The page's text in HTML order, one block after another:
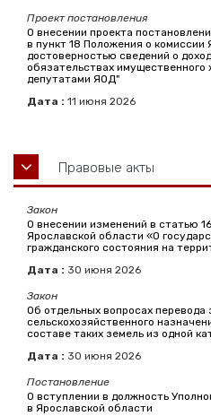
Проект постановления
О внесении проекта
в пункт 18 Положения о
достоверностью сведений о
обязательствах имущественного
депутатами ЯОД"
Дата : 11 июня 2026
Правовые акты
Закон
О внесении изменений в статью
Ярославской области «О
гражданского состояния на
Дата : 30 июня 2026
Закон
Об отдельных вопросах перевода
сельскохозяйственного
составе таких земель из одной
Дата : 30 июня 2026
Постановление
О вступлении в должность
в Ярославской области